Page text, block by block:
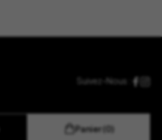
Suivez-Nous :
Panier (0)